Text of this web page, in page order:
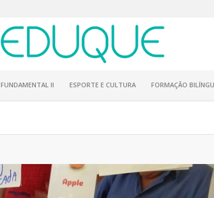
FUNDAMENTAL II ESPORTE E CULTURA FORMAÇÃO